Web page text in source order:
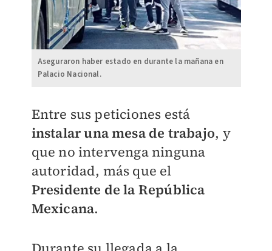
Aseguraron haber estado en durante la mañana en
Palacio Nacional.
Entre sus peticiones está
instalar una mesa de trabajo, y
que no intervenga ninguna
autoridad, más que el
Presidente de la República
Mexicana.